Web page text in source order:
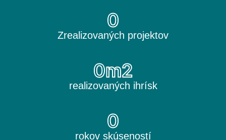
Zrealizovaných projektov
0
realizovaných ihrísk
0m2
rokov skúseností
0